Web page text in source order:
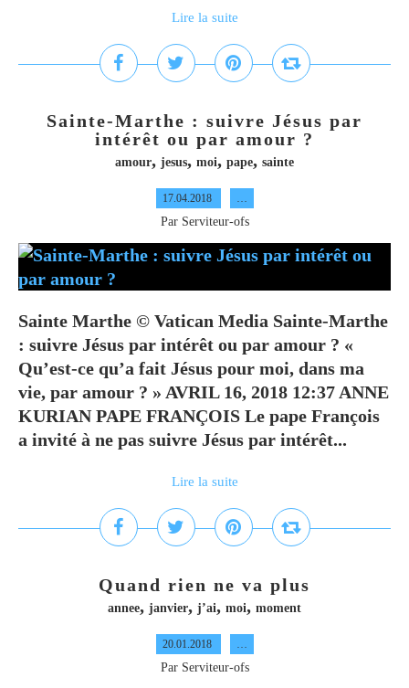
Lire la suite
Sainte-Marthe : suivre Jésus par
intérêt ou par amour ?
amour, jesus, moi, pape, sainte
17.04.2018 …
Par Serviteur-ofs
Sainte Marthe © Vatican Media Sainte-Marthe
: suivre Jésus par intérêt ou par amour ? «
Qu’est-ce qu’a fait Jésus pour moi, dans ma
vie, par amour ? » AVRIL 16, 2018 12:37 ANNE
KURIAN PAPE FRANÇOIS Le pape François
a invité à ne pas suivre Jésus par intérêt...
Lire la suite
Quand rien ne va plus
annee, janvier, j’ai, moi, moment
20.01.2018 …
Par Serviteur-ofs